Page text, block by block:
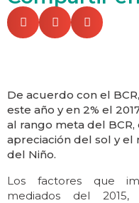
De acuerdo con el
este año y en 2% el
al rango meta del
apreciación del sol y
del Niño.
Los factores que
mediados del